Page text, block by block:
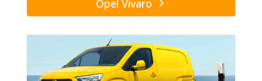
Opel Vivaro